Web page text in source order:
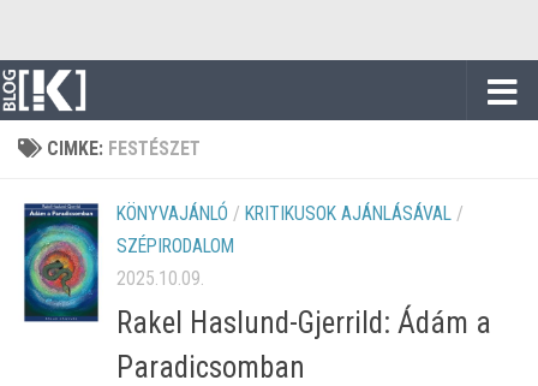
CIMKE: FESTÉSZET
KÖNYVAJÁNLÓ / KRITIKUSOK AJÁNLÁSÁVAL /
SZÉPIRODALOM
2025.10.09.
Rakel Haslund-Gjerrild: Ádám a
Paradicsomban